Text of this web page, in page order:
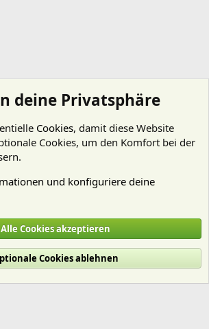
(Du)
Datenschutz Hilfe und Impressum
deine Privatsphäre
Cookies, damit diese Website
Cookies, um den Komfort bei der
und konfiguriere deine
Alle Cookies akzeptieren
Cookies ablehnen